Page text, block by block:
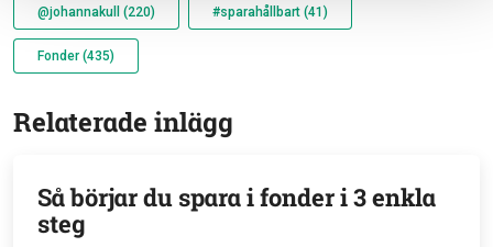
@johannakull (220) #sparahållbart (41)
Fonder (435)
Relaterade inlägg
Så börjar du spara i fonder i 3 enkla
steg